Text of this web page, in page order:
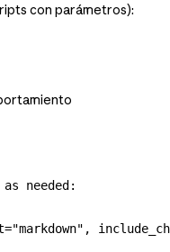
con parámetros):
needed:
="markdown" ,